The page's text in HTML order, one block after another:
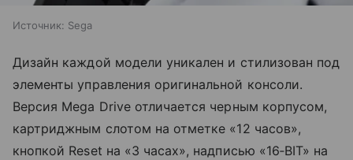
Источник: Sega
Дизайн каждой модели уникален и стилизован под
элементы управления оригинальной консоли.
Версия Mega Drive отличается черным корпусом,
картриджным слотом на отметке «12 часов»,
кнопкой Reset на «3 часах», надписью «16‑BIT» на